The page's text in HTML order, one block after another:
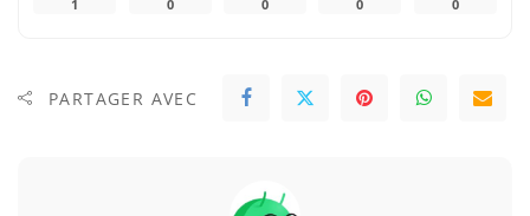
1 0 0 0 0
PARTAGER AVEC